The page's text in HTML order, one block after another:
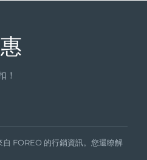
！
自 FOREO 的行銷資訊。您還瞭解